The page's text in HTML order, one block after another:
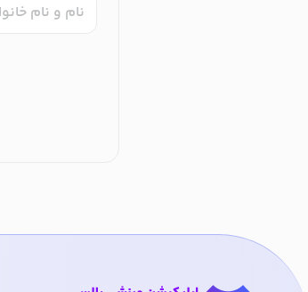
نام و نام